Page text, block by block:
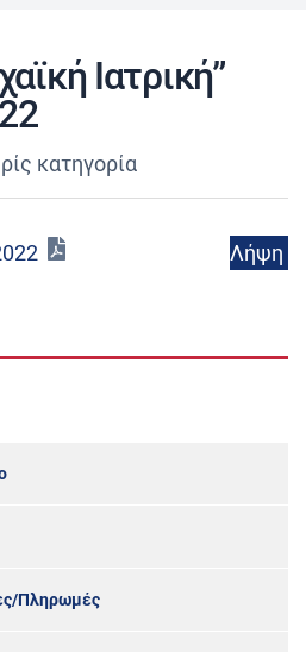
Ιατρική”
κατηγορία
Λήψη
Πληρωμές